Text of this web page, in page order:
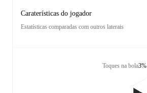
Caraterísticas do jogador
Estatísticas comparadas com outros laterais
Toques na bola3%